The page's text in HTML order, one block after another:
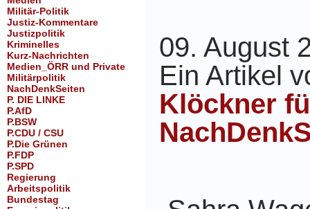
Militär-Politik
Justiz-Kommentare
Justizpolitik
Kriminelles
Kurz-Nachrichten
Medien_ÖRR und Private
Militärpolitik
NachDenkSeiten
P. DIE LINKE
P.AfD
P.BSW
P.CDU / CSU
P.Die Grünen
P.FDP
P.SPD
Regierung
Arbeitspolitik
Bundestag
09. August
Ein Artikel
Klöckner